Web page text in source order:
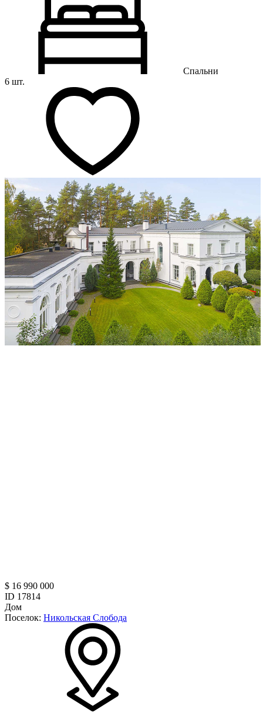
Спальни
6 шт.
$ 16 990 000
ID 17814
Дом
Поселок: Никольская Слобода